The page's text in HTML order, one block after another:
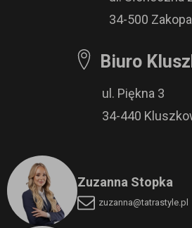
34-500
Biuro
ul. Piękna 3
34-440
Zuzanna Stopka
zuzanna@tatrastyle.pl